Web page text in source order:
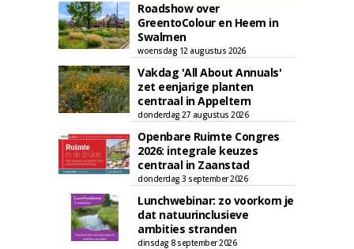
Roadshow over
GreentoColour en Heem in
Swalmen
woensdag 12 augustus 2026
Vakdag 'All About Annuals'
zet eenjarige planten
centraal in Appeltern
donderdag 27 augustus 2026
Openbare Ruimte Congres
2026: integrale keuzes
centraal in Zaanstad
donderdag 3 september 2026
Lunchwebinar: zo voorkom je
dat natuurinclusieve
ambities stranden
dinsdag 8 september 2026